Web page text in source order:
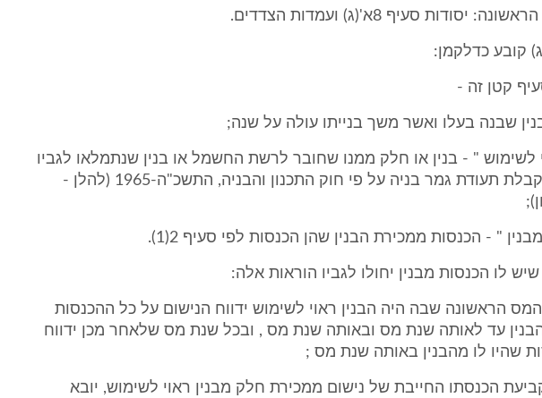
יסודות סעיף 8א'(ג) ועמדות הצדדים.
שבנה בעלו ואשר משך בנייתו עולה על שנה;
לשימוש " - בנין או חלק ממנו שחובר לרשת החשמל או בנין שנתמלאו לגביו
התנאים לקבלת תעודת גמר בניה על פי חוק התכנון והבניה, התשכ"ה-1965 (להלן -
" - הכנסות ממכירת הבנין שהן הכנסות לפי סעיף 2(1).
הראשונה שבה היה הבנין ראוי לשימוש ידווח הנישום על כל ההכנסות
עד לאותה שנת מס ובאותה שנת מס , ובכל שנת מס שלאחר מכן ידווח
שהיו לו מהבנין באותה שנת מס ;
הכנסתו החייבת של נישום ממכירת חלק מבנין ראוי לשימוש, יובא